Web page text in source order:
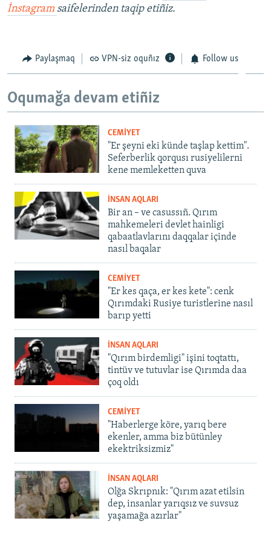
İnstagram saifelerinden taqip etiñiz.
Paylaşmaq VPN-siz oquñız Follow us
Oqumağa devam etiñiz
CEMİYET
"Er şeyni eki künde taşlap kettim".
Seferberlik qorqusı rusiyelilerni
kene memleketten quva
İNSAN AQLARI
Bir an – ve casussıñ. Qırım
mahkemeleri devlet hainligi
qabaatlavlarını daqqalar içinde
nasıl baqalar
CEMİYET
"Er kes qaça, er kes kete": cenk
Qırımdaki Rusiye turistlerine nasıl
barıp yetti
İNSAN AQLARI
"Qırım birdemligi" işini toqtattı,
tintüv ve tutuvlar ise Qırımda daa
çoq oldı
CEMİYET
"Haberlerge köre, yarıq bere
ekenler, amma biz bütünley
ekektriksizmiz"
İNSAN AQLARI
Olğa Skrıpnık: "Qırım azat etilsin
dep, insanlar yarıqsız ve suvsuz
yaşamağa azırlar"